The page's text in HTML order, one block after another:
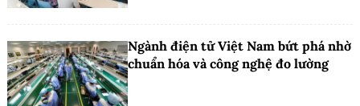
Ngành điện tử Việt Nam bứt phá nhờ
chuẩn hóa và công nghệ đo lường